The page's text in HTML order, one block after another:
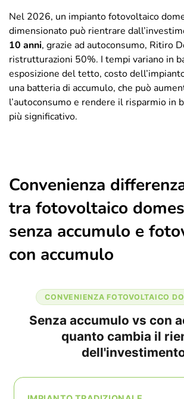
Nel 2026, un impianto fotovoltaico
dimensionato può rientrare
10 anni, grazie ad autoconsumo, Ritiro
ristrutturazioni 50%. I tempi variano in
esposizione del tetto, costo
una batteria di accumulo, che può
l’autoconsumo e rendere il risparmio in
più significativo.
Convenienza
tra fotovoltaico
senza accumulo e
con accumulo